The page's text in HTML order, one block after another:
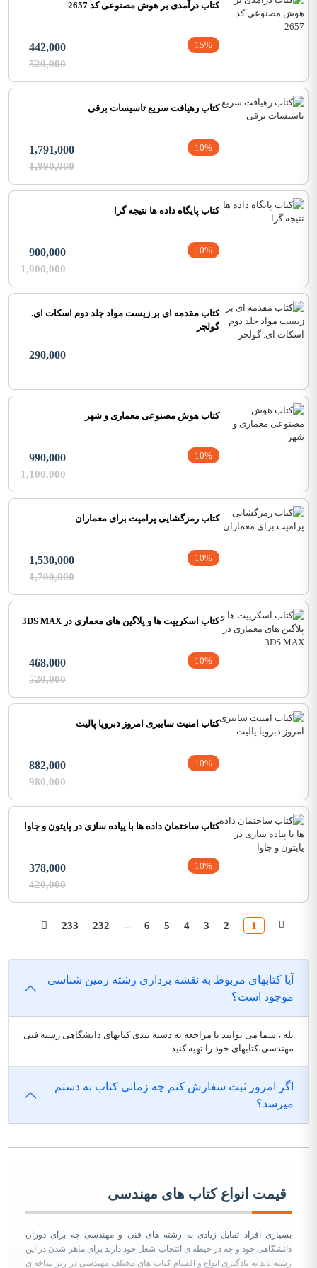
کتاب درآمدی بر هوش مصنوعی کد 2657
15%
442,000
520,000
کتاب رهیافت سریع تاسیسات برقی
10%
1,791,000
1,990,000
کتاب پایگاه داده ها نتیجه گرا
10%
900,000
1,000,000
کتاب مقدمه ای بر زیست مواد جلد دوم اسکات ای.
گولچر
290,000
کتاب هوش مصنوعی معماری و شهر
10%
990,000
1,100,000
کتاب رمزگشایی پرامپت برای معماران
10%
1,530,000
1,700,000
کتاب اسکریپت ها و پلاگین های معماری در 3DS MAX
10%
468,000
520,000
کتاب امنیت سایبری امروز دبروپا پالیت
10%
882,000
980,000
کتاب ساختمان داده ها با پیاده سازی در پایتون و جاوا
10%
378,000
420,000
1
2
3
4
5
6
...
232
233
آیا کتابهای مربوط به نقشه برداری رشته زمین شناسی
موجود است؟
بله ، شما می توانید با مراجعه به دسته بندی کتابهای دانشگاهی رشته فنی
مهندسی،کتابهای خود را تهیه کنید.
اگر امروز ثبت سفارش کنم چه زمانی کتاب به دستم
میرسد؟
قیمت انواع کتاب های مهندسی
بسیاری افراد تمایل زیادی به رشته های فنی و مهندسی چه برای دوران
دانشگاهی خود و چه در حیطه ی انتخاب شغل خود دارند برای ماهر شدن در این
رشته باید به یادگیری انواع و اقسام کتاب های مختلف مهندسی در زیر شاخه ی